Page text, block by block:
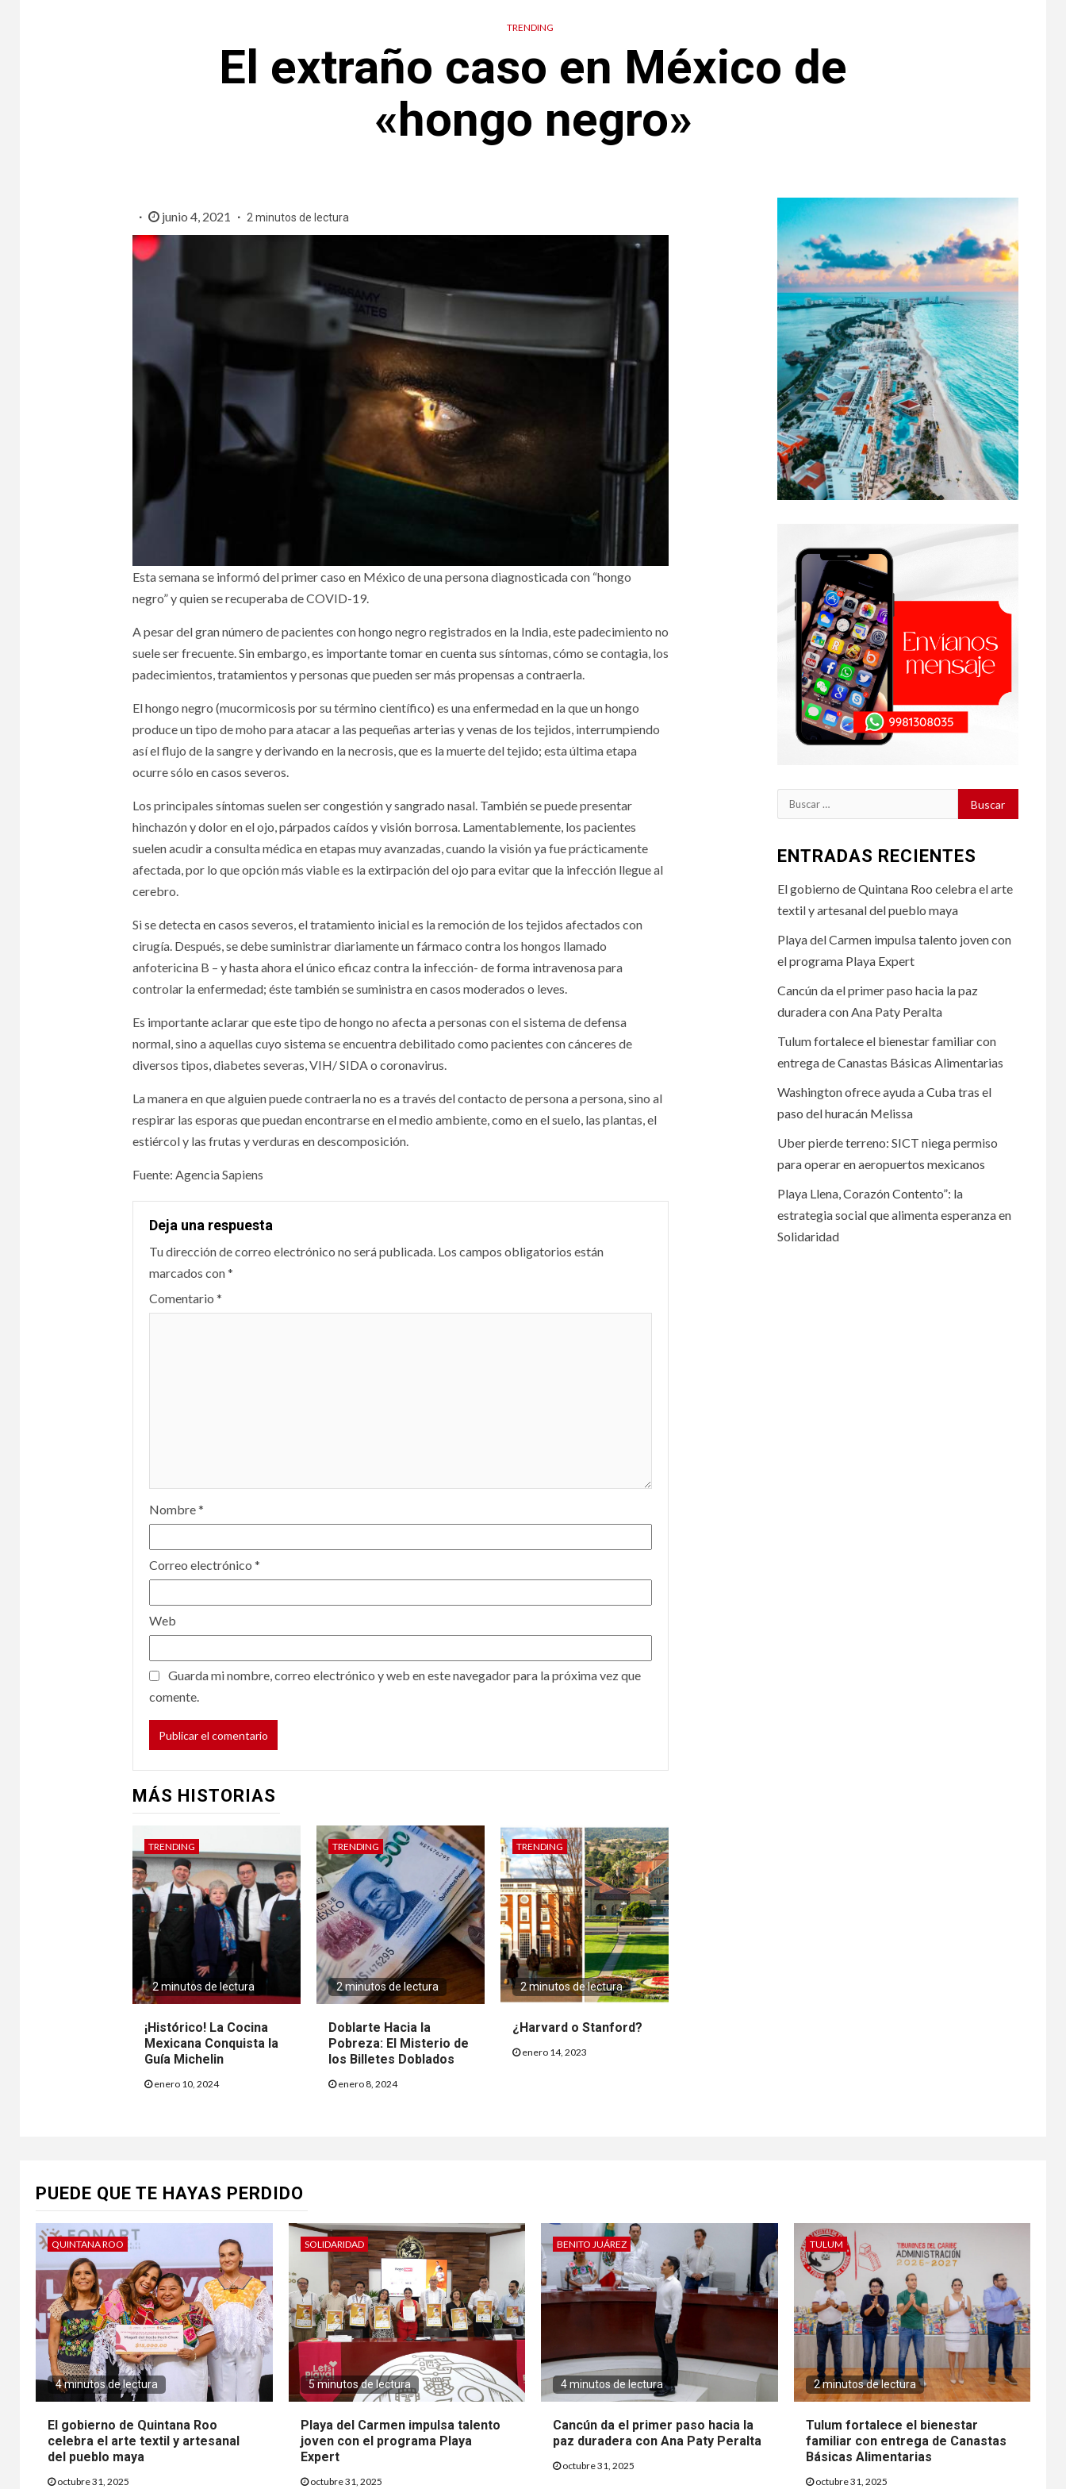
TRENDING
El extraño caso en México de
«hongo negro»
junio 4, 2021 2 minutos de lectura
Esta semana se informó del primer caso en México de una persona diagnosticada con “hongo
negro” y quien se recuperaba de COVID-19.
A pesar del gran número de pacientes con hongo negro registrados en la India, este padecimiento no
suele ser frecuente. Sin embargo, es importante tomar en cuenta sus síntomas, cómo se contagia, los
padecimientos, tratamientos y personas que pueden ser más propensas a contraerla.
El hongo negro (mucormicosis por su término científico) es una enfermedad en la que un hongo
produce un tipo de moho para atacar a las pequeñas arterias y venas de los tejidos, interrumpiendo
así el flujo de la sangre y derivando en la necrosis, que es la muerte del tejido; esta última etapa
ocurre sólo en casos severos.
Los principales síntomas suelen ser congestión y sangrado nasal. También se puede presentar
hinchazón y dolor en el ojo, párpados caídos y visión borrosa. Lamentablemente, los pacientes
suelen acudir a consulta médica en etapas muy avanzadas, cuando la visión ya fue prácticamente
afectada, por lo que opción más viable es la extirpación del ojo para evitar que la infección llegue al
cerebro.
Si se detecta en casos severos, el tratamiento inicial es la remoción de los tejidos afectados con
cirugía. Después, se debe suministrar diariamente un fármaco contra los hongos llamado
anfotericina B – y hasta ahora el único eficaz contra la infección- de forma intravenosa para
controlar la enfermedad; éste también se suministra en casos moderados o leves.
Es importante aclarar que este tipo de hongo no afecta a personas con el sistema de defensa
normal, sino a aquellas cuyo sistema se encuentra debilitado como pacientes con cánceres de
diversos tipos, diabetes severas, VIH/ SIDA o coronavirus.
La manera en que alguien puede contraerla no es a través del contacto de persona a persona, sino al
respirar las esporas que puedan encontrarse en el medio ambiente, como en el suelo, las plantas, el
estiércol y las frutas y verduras en descomposición.
Fuente: Agencia Sapiens
Deja una respuesta
Tu dirección de correo electrónico no será publicada. Los campos obligatorios están
marcados con*
Comentario *
Nombre*
Correo electrónico *
Web
Guarda mi nombre, correo electrónico y web en este navegador para la próxima vez que
comente.
MÁS HISTORIAS
TRENDING
2 minutos de lectura
¡Histórico! La Cocina
Mexicana Conquista la
Guía Michelin
enero 10, 2024
TRENDING
2 minutos de lectura
Doblarte Hacia la
Pobreza: El Misterio de
los Billetes Doblados
enero 8, 2024
TRENDING
2 minutos de lectura
¿Harvard o Stanford?
enero 14, 2023
Buscar:
ENTRADAS RECIENTES
El gobierno de Quintana Roo celebra el arte
textil y artesanal del pueblo maya
Playa del Carmen impulsa talento joven con
el programa Playa Expert
Cancún da el primer paso hacia la paz
duradera con Ana Paty Peralta
Tulum fortalece el bienestar familiar con
entrega de Canastas Básicas Alimentarias
Washington ofrece ayuda a Cuba tras el
paso del huracán Melissa
Uber pierde terreno: SICT niega permiso
para operar en aeropuertos mexicanos
Playa Llena, Corazón Contento”: la
estrategia social que alimenta esperanza en
Solidaridad
PUEDE QUE TE HAYAS PERDIDO
QUINTANA ROO
4 minutos de lectura
El gobierno de Quintana Roo
celebra el arte textil y artesanal
del pueblo maya
octubre 31, 2025
SOLIDARIDAD
5 minutos de lectura
Playa del Carmen impulsa talento
joven con el programa Playa
Expert
octubre 31, 2025
BENITO JUÁREZ
4 minutos de lectura
Cancún da el primer paso hacia la
paz duradera con Ana Paty Peralta
octubre 31, 2025
TULUM
2 minutos de lectura
Tulum fortalece el bienestar
familiar con entrega de Canastas
Básicas Alimentarias
octubre 31, 2025